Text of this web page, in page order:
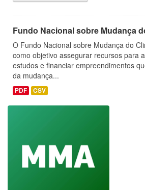
Fundo Nacional sobre Mudança
O Fundo Nacional sobre Mudança do
como objetivo assegurar recursos para
estudos e financiar empreendimentos
da mudança...
PDF CSV